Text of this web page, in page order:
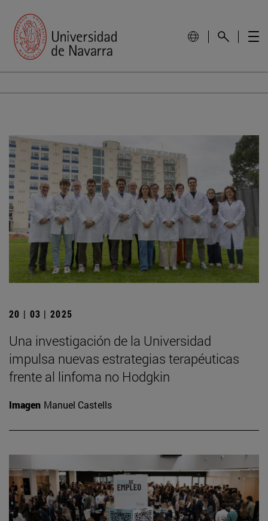
20 | 03 | 2025
Una investigación de la Universidad
impulsa nuevas estrategias terapéuticas
frente al linfoma no Hodgkin
Imagen Manuel Castells